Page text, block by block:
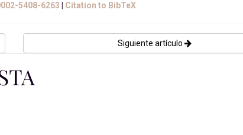
5408-6263 Citation to BibTeX
Siguiente artículo